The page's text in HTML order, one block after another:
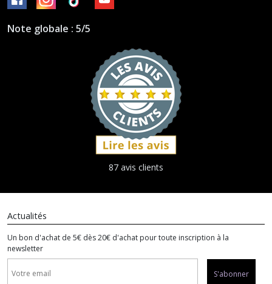
Note globale : 5/5
87 avis clients
Actualités
Un bon d'achat de 5€ dès 20€ d'achat pour toute inscription à la
newsletter
S'abonner